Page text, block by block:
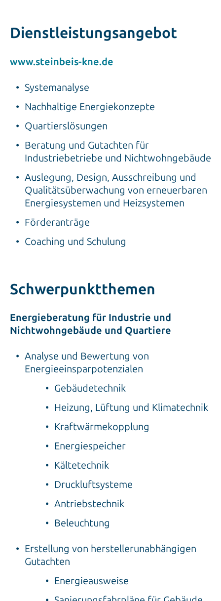
Dienstleistungsangebot
www.steinbeis-kne.de
Systemanalyse
Nachhaltige Energiekonzepte
Quartierslösungen
Beratung und Gutachten für
Industriebetriebe und Nichtwohngebäude
Auslegung, Design, Ausschreibung und
Qualitätsüberwachung von erneuerbaren
Energiesystemen und Heizsystemen
Förderanträge
Coaching und Schulung
Schwerpunktthemen
Energieberatung für Industrie und
Nichtwohngebäude und Quartiere
Analyse und Bewertung von
Energieeinsparpotenzialen
Gebäudetechnik
Heizung, Lüftung und Klimatechnik
Kraftwärmekopplung
Energiespeicher
Kältetechnik
Druckluftsysteme
Antriebstechnik
Beleuchtung
Erstellung von herstellerunabhängigen
Gutachten
Energieausweise